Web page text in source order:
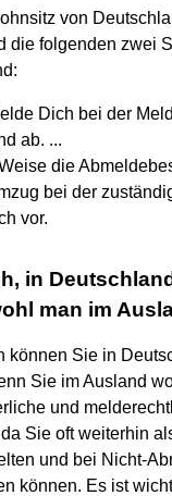
von
die folgenden zwei
Dich bei der
ab. ...
die
bei der
vor.
in
man im
können Sie in
Sie im Ausland
und
Sie oft weiterhin
und bei Nicht-
können. Es ist